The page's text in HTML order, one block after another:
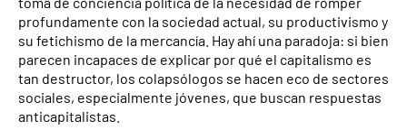
profundamente con la sociedad actual, su productivismo y
su fetichismo de la mercancía. Hay ahí una paradoja: si bien
parecen incapaces de explicar por qué el capitalismo es
tan destructor, los colapsólogos se hacen eco de sectores
sociales, especialmente jóvenes, que buscan respuestas
anticapitalistas.